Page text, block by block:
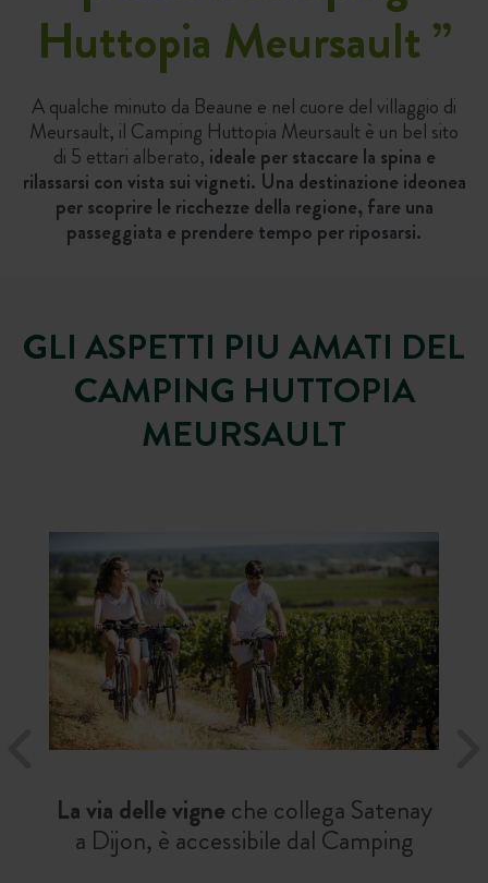
Huttopia Meursault”
A qualche minuto da Beaune e nel cuore del villaggio di
Meursault, il Camping Huttopia Meursault è un bel sito
di 5 ettari alberato, ideale per staccare la spina e
rilassarsi con vista sui vigneti. Una destinazione ideonea
per scoprire le ricchezze della regione, fare una
passeggiata e prendere tempo per riposarsi.
GLI ASPETTI PIU AMATI DEL
CAMPING HUTTOPIA
MEURSAULT
La via delle vigne che collega Satenay
a Dijon, è accessibile dal Camping